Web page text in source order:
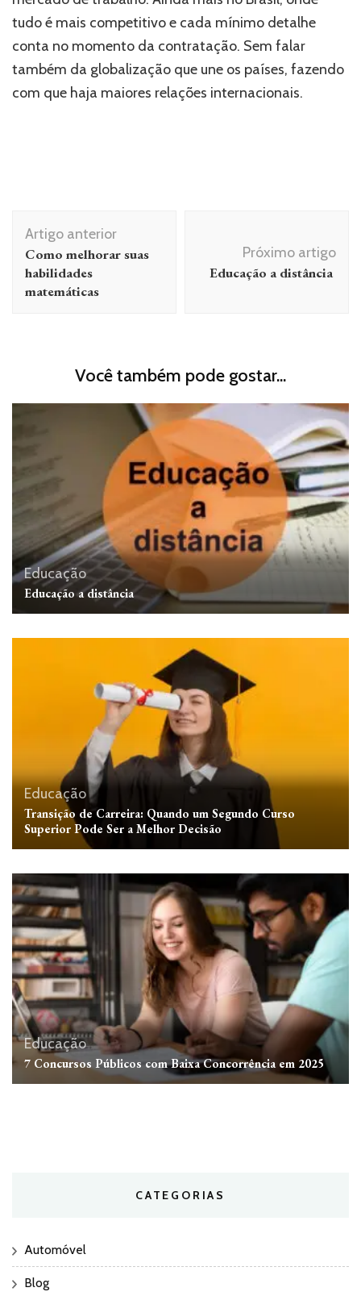
tudo é mais competitivo e cada mínimo detalhe
conta no momento da contratação. Sem falar
também da globalização que une os países, fazendo
com que haja maiores relações internacionais.
Navegação
de
post
Artigo anterior
Como melhorar suas
habilidades
matemáticas
Próximo artigo
Educação a distância
Você também pode gostar...
Educação
Educação a distância
Educação
Transição de Carreira: Quando um Segundo Curso
Superior Pode Ser a Melhor Decisão
Educação
7 Concursos Públicos com Baixa Concorrência em 2025
CATEGORIAS
Automóvel
Blog